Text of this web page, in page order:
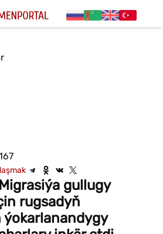
gullugy
rugsadyň